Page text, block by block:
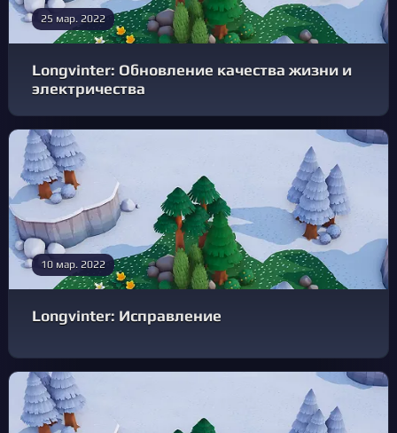
25 мар. 2022
Longvinter: Обновление качества жизни и
электричества
10 мар. 2022
Longvinter: Исправление